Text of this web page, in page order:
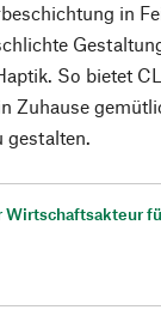
in
So bietet
Zuhause
gestalten.